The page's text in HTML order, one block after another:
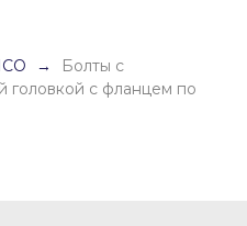
Болты с
головкой с фланцем по